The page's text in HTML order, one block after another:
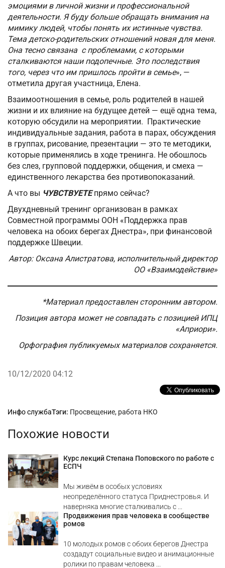
эмоциями в личной жизни и профессиональной
деятельности. Я буду больше обращать внимания на
мимику людей, чтобы понять их истинные чувства.
Тема детско-родительских отношений новая для меня.
Она тесно связана с проблемами, с которыми
сталкиваются наши подопечные. Это последствия
того, через что им пришлось пройти в семье», —
отметила другая участница, Елена.
Взаимоотношения в семье, роль родителей в нашей
жизни и их влияние на будущее детей — ещё одна тема,
которую обсудили на мероприятии. Практические
индивидуальные задания, работа в парах, обсуждения
в группах, рисование, презентации — это те методики,
которые применялись в ходе тренинга. Не обошлось
без слез, групповой поддержки, общения, и смеха —
единственного лекарства без противопоказаний.
А что вы ЧУВСТВУЕТЕпрямо сейчас?
Двухдневный тренинг организован в рамках
Совместной программы ООН «Поддержка прав
человека на обоих берегах Днестра», при финансовой
поддержке Швеции.
Автор: Оксана Алистратова, исполнительный директор
ОО «Взаимодействие»
*Материал предоставлен сторонним автором.
Позиция автора может не совпадать с позицией ИПЦ
«Априори».
Орфография публикуемых материалов сохраняется.
10/12/2020 04:12
Рубрики
Инфо службаТэги: Просвещение, работа НКО
Похожие новости
Курс лекций Степана Поповского по работе с
ЕСПЧ
Мы живём в особых условиях
неопределённого статуса Приднестровья. И
наверняка многие сталкивались с ...
Продвижения прав человека в сообществе
ромов
10 молодых ромов с обоих берегов Днестра
создадут социальные видео и анимационные
ролики по правам человека ...